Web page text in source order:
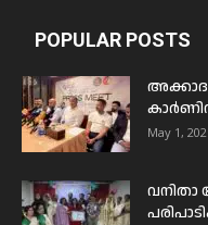
POPULAR POSTS
May 1,